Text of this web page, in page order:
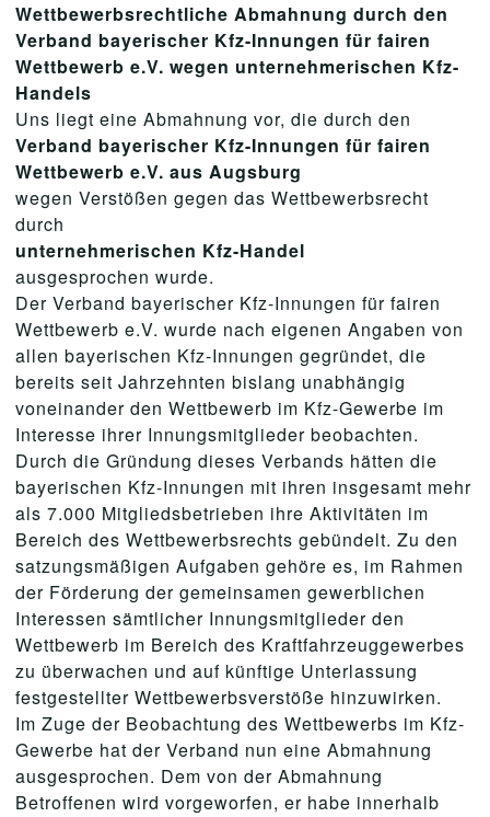
Wettbewerbsrechtliche Abmahnung durch den
Verband bayerischer Kfz-Innungen für fairen
Wettbewerb e.V. wegen unternehmerischen Kfz-
Handels
Uns liegt eine Abmahnung vor, die durch den
Verband bayerischer Kfz-Innungen für fairen
Wettbewerb e.V. aus Augsburg
wegen Verstößen gegen das Wettbewerbsrecht
durch
unternehmerischen Kfz-Handel
ausgesprochen wurde.
Der Verband bayerischer Kfz-Innungen für fairen
Wettbewerb e.V. wurde nach eigenen Angaben von
allen baye­rischen Kfz-Innungen gegründet, die
bereits seit Jahrzehnten bislang unabhängig
voneinander den Wettbewerb im Kfz-Gewerbe im
Inte­resse ihrer Innungsmitglieder beobachten.
Durch die Gründung dieses Verbands hätten die
bayerischen Kfz-Innungen mit ihren insgesamt mehr
als 7.000 Mitgliedsbetrieben ihre Aktivi­täten im
Bereich des Wettbewerbsrechts gebündelt. Zu den
satzungsmäßigen Aufgaben gehöre es, im Rahmen
der Förderung der gemeinsamen gewerblichen
Interessen sämtlicher Innungsmitglieder den
Wettbewerb im Bereich des Kraftfahrzeuggewerbes
zu überwachen und auf künftige Unterlassung
festge­stellter Wettbewerbsverstöße hinzuwirken.
Im Zuge der Beobachtung des Wettbewerbs im Kfz-
Gewerbe hat der Verband nun eine Abmahnung
ausgesprochen. Dem von der Abmahnung
Betroffenen wird vorgeworfen, er habe innerhalb